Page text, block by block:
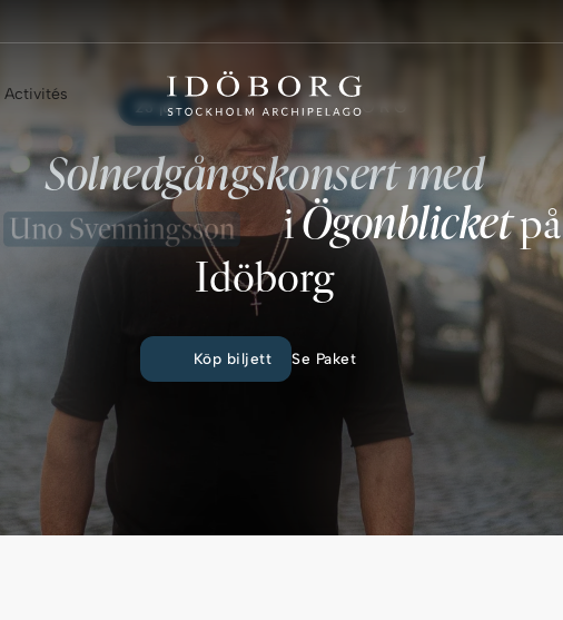
Activités
23 juli LIVE PÅ IDÖBORG
Solnedgångskonsertmed
Uno Svenningsson iÖgonblicketpå
Idöborg
Köp biljett Se Paket